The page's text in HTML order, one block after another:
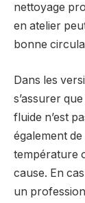
nettoyage
en atelier
bonne
Dans les
s’assurer
fluide n’est
également
température
cause. En
un